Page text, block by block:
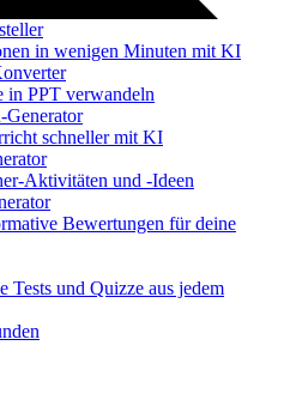
in wenigen Minuten mit KI
PPT verwandeln
schneller mit KI
Aktivitäten und -Ideen
Bewertungen für deine
Tests und Quizze aus jedem